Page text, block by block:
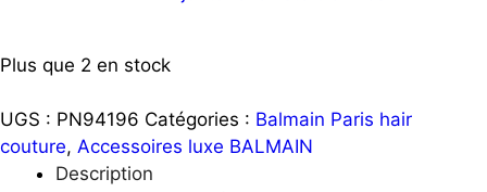
limitée
BALMAIN
Plus que 2 en stock
UGS : PN94196 Catégories : Balmain Paris hair
couture, Accessoires luxe BALMAIN
Description